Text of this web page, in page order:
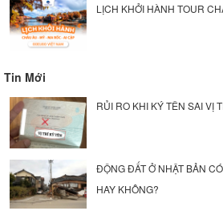
LỊCH KHỞI HÀNH TOUR
Tin Mới
RỦI RO KHI KÝ TÊN SAI VỊ
ĐỘNG ĐẤT Ở NHẬT BẢN
HAY KHÔNG?